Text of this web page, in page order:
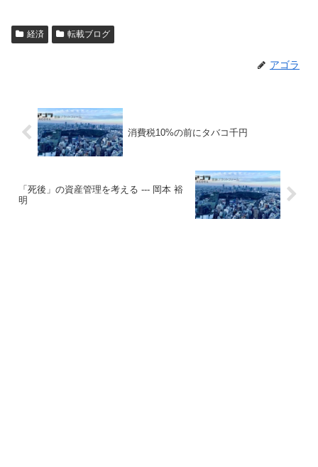
経済 転載ブログ
アゴラ
消費税10%の前にタバコ千円
「死後」の資産管理を考える --- 岡本 裕
明